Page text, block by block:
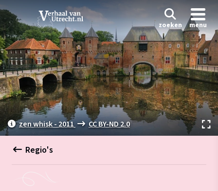
zoeken menu
zen whisk - 2011 CC BY-ND 2.0
Regio's